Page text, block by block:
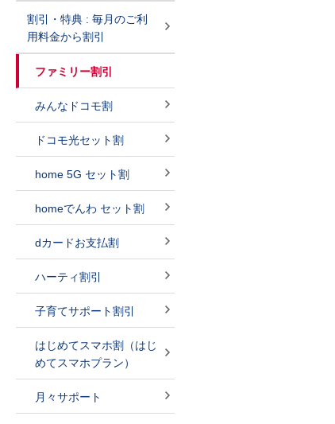
割引・特典 : 毎月のご利
用料金から割引
ファミリー割引
みんなドコモ割
ドコモ光セット割
home 5G セット割
homeでんわ セット割
dカードお支払割
ハーティ割引
子育てサポート割引
はじめてスマホ割（はじ
めてスマホプラン）
月々サポート